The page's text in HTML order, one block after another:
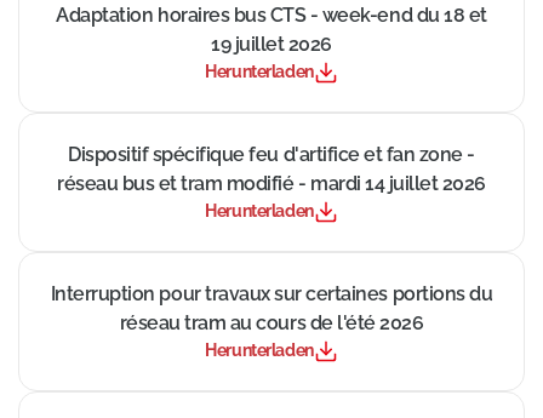
Adaptation horaires bus CTS - week-end du 18 et
19 juillet 2026
Herunterladen
((Neues Fenster))
Dispositif spécifique feu d'artifice et fan zone -
réseau bus et tram modifié - mardi 14 juillet 2026
Herunterladen
((Neues Fenster))
Interruption pour travaux sur certaines portions du
réseau tram au cours de l'été 2026
Herunterladen
((Neues Fenster))